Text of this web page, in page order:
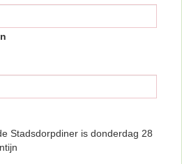
Stadsdorpdiner is donderdag 28